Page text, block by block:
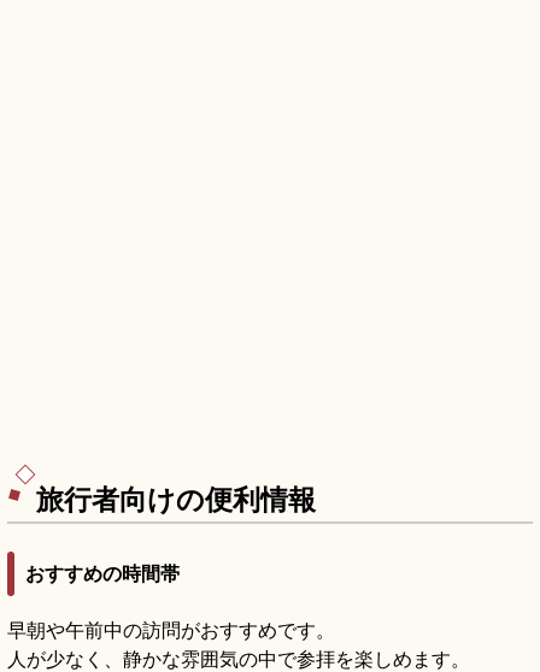
旅行者向けの便利情報
おすすめの時間帯
早朝や午前中の訪問がおすすめです。
人が少なく、静かな雰囲気の中で参拝を楽しめます。